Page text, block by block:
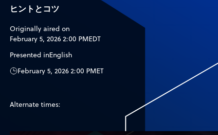
ヒントとコツ
Originally aired on
February 5, 2026 2:00 PMEDT
Presented inEnglish
February 5, 2026 2:00 PMET
Alternate times: